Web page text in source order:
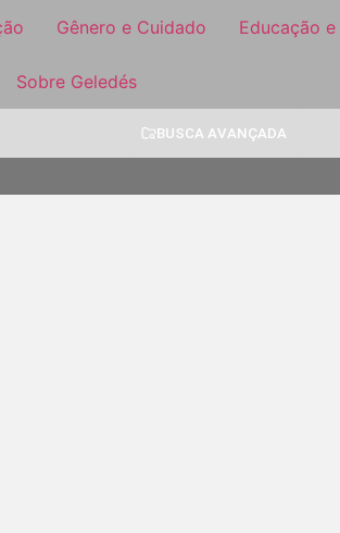
Gênero e Cuidado Educação e
Sobre Geledés
BUSCA AVANÇADA